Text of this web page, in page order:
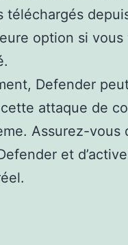
téléchargés
option si
Defender
attaque de
Assurez-vous
et